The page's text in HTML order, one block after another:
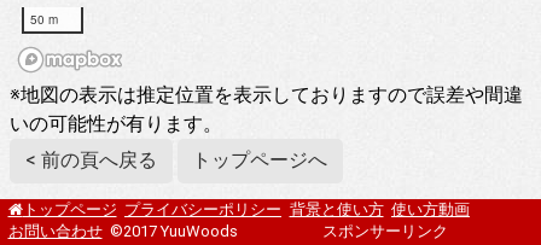
50 m
※地図の表示は推定位置を表示しておりますので誤差や間違
いの可能性が有ります。
< 前の頁へ戻る
トップページへ
トップページ プライバシーポリシー 背景と使い方 使い方動画
お問い合わせ ©2017 YuuWoods スポンサーリンク